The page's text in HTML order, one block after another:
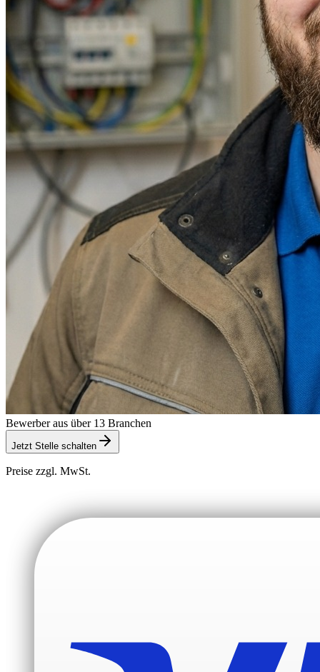
Bewerber aus über 13 Branchen
Jetzt Stelle schalten
Preise zzgl. MwSt.